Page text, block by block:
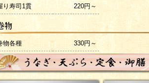
り寿司1貫 220円～
物各種 330円～